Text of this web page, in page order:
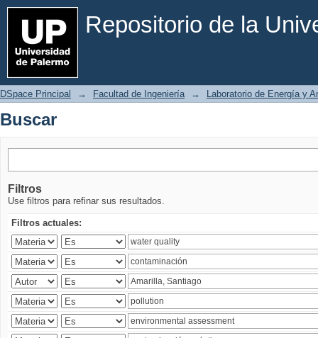
Repositorio de la
Buscar
DSpace Principal → Facultad de Ingeniería → Laboratorio de Energía y
Buscar
Filtros
Use filtros para refinar sus resultados.
Filtros actuales: